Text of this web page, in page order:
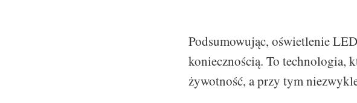
Podsumowując, oświetlenie
koniecznością. To technologia,
żywotność, a przy tym